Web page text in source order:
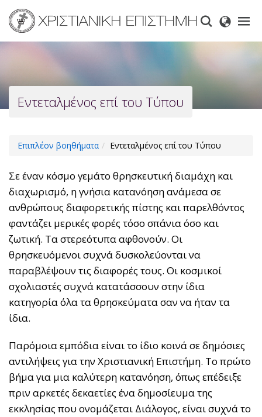
main
content
Εντεταλμένος επί του Τύπου
Επιπλέον βοηθήματα Εντεταλμένος επί του Τύπου
Σε έναν κόσμο γεμάτο θρησκευτική διαμάχη και
διαχωρισμό, η γνήσια κατανόηση ανάμεσα σε
ανθρώπους διαφορετικής πίστης και παρελθόντος
φαντάζει μερικές φορές τόσο σπάνια όσο και
ζωτική. Τα στερεότυπα αφθονούν. Οι
θρησκευόμενοι συχνά δυσκολεύονται να
παραβλέψουν τις διαφορές τους. Οι κοσμικοί
σχολιαστές συχνά κατατάσσουν στην ίδια
κατηγορία όλα τα θρησκεύματα σαν να ήταν τα
ίδια.
Παρόμοια εμπόδια είναι το ίδιο κοινά σε δημόσιες
αντιλήψεις για την Χριστιανική Επιστήμη. Το πρώτο
βήμα για μια καλύτερη κατανόηση, όπως επέδειξε
πριν αρκετές δεκαετίες ένα δημοσίευμα της
εκκλησίας που ονομάζεται Διάλογος, είναι συχνά το